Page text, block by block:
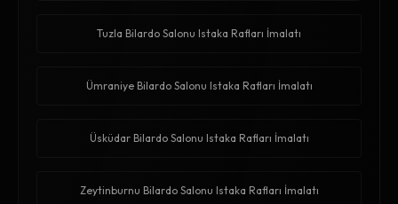
Tuzla Bilardo Salonu Istaka Rafları İmalatı
Ümraniye Bilardo Salonu Istaka Rafları İmalatı
Üsküdar Bilardo Salonu Istaka Rafları İmalatı
Zeytinburnu Bilardo Salonu Istaka Rafları İmalatı